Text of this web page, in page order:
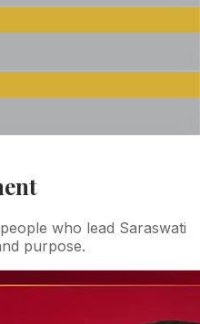
who lead Saraswati
purpose.